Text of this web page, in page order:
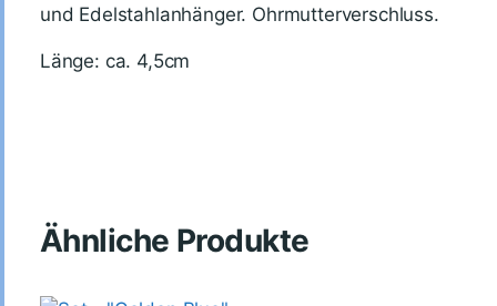
und Edelstahlanhänger. Ohrmutterverschluss.
Länge: ca. 4,5cm
Ähnliche Produkte